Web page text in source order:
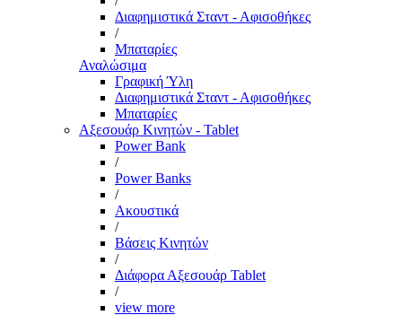
Διαφημιστικά Σταντ - Αφισοθήκες
/
Μπαταρίες
Αναλώσιμα
Γραφική Ύλη
Διαφημιστικά Σταντ - Αφισοθήκες
Μπαταρίες
Αξεσουάρ Κινητών - Tablet
Power Bank
/
Power Banks
/
Ακουστικά
/
Βάσεις Κινητών
/
Διάφορα Αξεσουάρ Tablet
/
view more